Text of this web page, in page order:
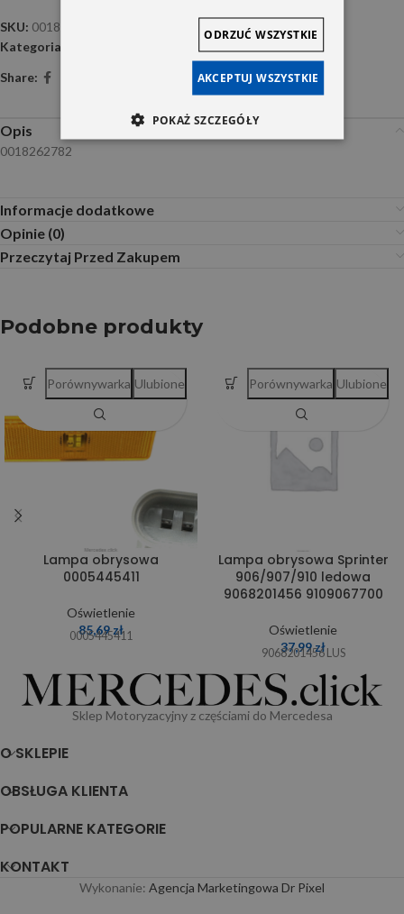
SKU: 0018262782
Kategoria:
Share:
Opis
0018262782
Informacje dodatkowe
Opinie (0)
Przeczytaj Przed Zakupem
Podobne produkty
Lampa obrysowa
0005445411
Oświetlenie
85,69zł
0005445411
Porównywarka Ulubione
Lampa obrysowa Sprinter
906/907/910 ledowa
9068201456 9109067700
Oświetlenie
37,99zł
9068201456 LUS
Porównywarka Ulubione
Sklep Motoryzacyjny z częściami do Mercedesa
O SKLEPIE
OBSŁUGA KLIENTA
POPULARNE KATEGORIE
KONTAKT
Wykonanie: Agencja Marketingowa Dr Pixel
AKCEPTUJ WSZYSTKIE
ODRZUĆ WSZYSTKIE
POKAŻ SZCZEGÓŁY